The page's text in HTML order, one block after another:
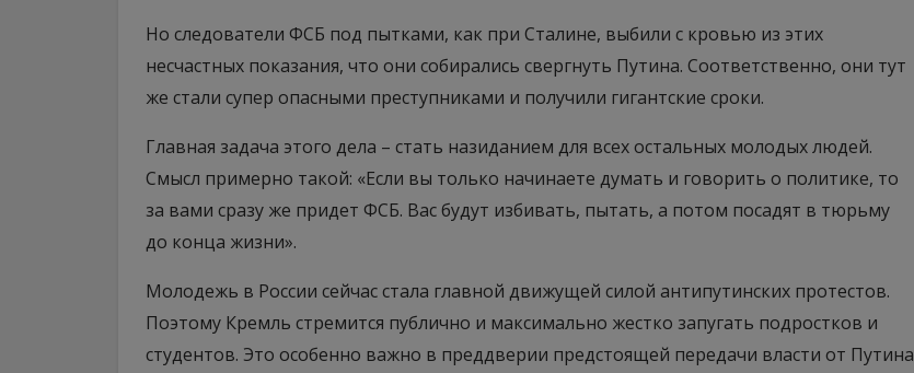
Но следователи ФСБ под пытками, как при Сталине, выбили с кровью из этих
несчастных показания, что они собирались свергнуть Путина. Соответственно, они тут
же стали супер опасными преступниками и получили гигантские сроки.
Главная задача этого дела – стать назиданием для всех остальных молодых людей.
Смысл примерно такой: «Если вы только начинаете думать и говорить о политике, то
за вами сразу же придет ФСБ. Вас будут избивать, пытать, а потом посадят в тюрьму
до конца жизни».
Молодежь в России сейчас стала главной движущей силой антипутинских протестов.
Поэтому Кремль стремится публично и максимально жестко запугать подростков и
студентов. Это особенно важно в преддверии предстоящей передачи власти от Путина